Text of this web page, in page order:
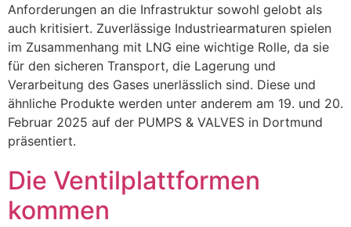
Anforderungen an die Infrastruktur sowohl gelobt als
auch kritisiert. Zuverlässige Industriearmaturen spielen
im Zusammenhang mit LNG eine wichtige Rolle, da sie
für den sicheren Transport, die Lagerung und
Verarbeitung des Gases unerlässlich sind. Diese und
ähnliche Produkte werden unter anderem am 19. und 20.
Februar 2025 auf der PUMPS & VALVES in Dortmund
präsentiert.
Die Ventilplattformen
kommen